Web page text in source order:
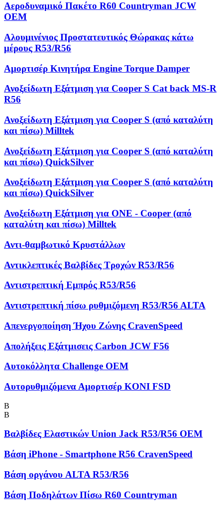
Αεροδυναμικό Πακέτο R60 Countryman JCW
OEM
Αλουμινένιος Προστατευτικός Θώρακας κάτω
μέρους R53/R56
Αμορτισέρ Κινητήρα Engine Torque Damper
Ανοξείδωτη Eξάτμιση για Cooper S Cat back MS-R
R56
Ανοξείδωτη Εξάτμιση για Cooper S (από καταλύτη
και πίσω) Milltek
Ανοξείδωτη Εξάτμιση για Cooper S (από καταλύτη
και πίσω) QuickSilver
Ανοξείδωτη Εξάτμιση για Cooper S (από καταλύτη
και πίσω) QuickSilver
Ανοξείδωτη Εξάτμιση για ONE - Cooper (από
καταλύτη και πίσω) Milltek
Αντι-θαμβωτικό Κρυστάλλων
Αντικλεπτικές Βαλβίδες Τροχών R53/R56
Αντιστρεπτική Εμπρός R53/R56
Αντιστρεπτική πίσω ρυθμιζόμενη R53/R56 ALTA
Απενεργοποίηση Ήχου Ζώνης CravenSpeed
Απολήξεις Εξάτμισεις Carbon JCW F56
Αυτοκόλλητα Challenge OEM
Αυτορυθμιζόμενα Αμορτισέρ KONI FSD
Β
Β
Βαλβίδες Ελαστικών Union Jack R53/R56 OEM
Βάση iPhone - Smartphone R56 CravenSpeed
Βάση οργάνου ALTA R53/R56
Βάση Ποδηλάτων Πίσω R60 Countryman